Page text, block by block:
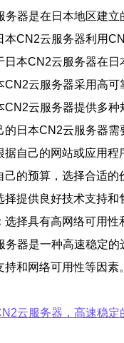
务器是在日本地区建
本CN2云服务器利用
日本CN2云服务器在
CN2云服务器采用高
CN2云服务器提供多
的日本CN2云服务器
据自己的网站或应用
己的预算，选择合适的
择提供良好技术支持和
选择具有高网络可用性
务器是一种高速稳定
持和网络可用性等因
云服务器，高速稳定